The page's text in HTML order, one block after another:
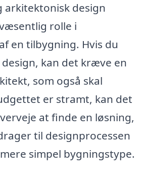
arkitektonisk design
rolle i
en tilbygning. Hvis du
kan det kræve en
som også skal
er stramt, kan det
at finde en løsning,
til designprocessen
simpel bygningstype.